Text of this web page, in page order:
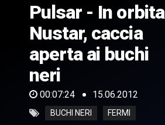
24
seconds
Pulsar - In orbita
Nustar, caccia
aperta ai buchi
neri
00:07:24 15.06.2012
BUCHI NERI FERMI